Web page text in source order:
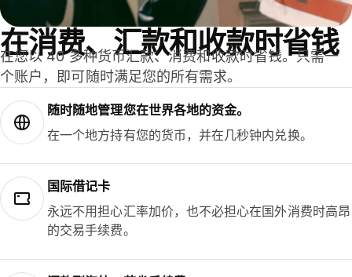
在消费、汇款和收款时省钱
在您以 40 多种货币汇款、消费和收款时省钱。只需一
个账户，即可随时满足您的所有需求。
随时随地管理您在世界各地的资金。
在一个地方持有您的货币，并在几秒钟内兑换。
国际借记卡
永远不用担心汇率加价，也不必担心在国外消费时高昂
的交易手续费。